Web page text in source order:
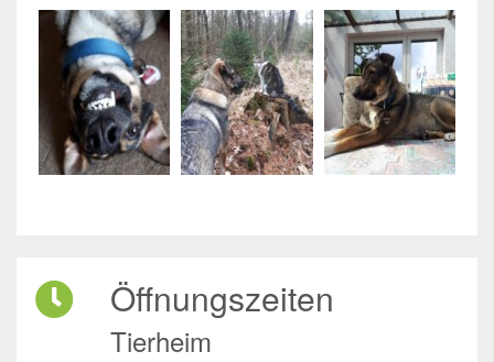
Öffnungszeiten
Tierheim